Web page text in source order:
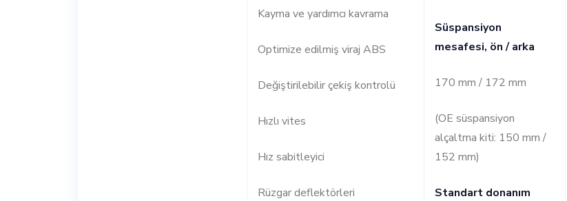
Kayma ve yardımcı kavrama
Optimize edilmiş viraj ABS
Değiştirilebilir çekiş kontrolü
Hızlı vites
Hız sabitleyici
Rüzgar deflektörleri
Süspansiyon
mesafesi, ön / arka
170 mm / 172 mm
(OE süspansiyon
alçaltma kiti: 150 mm /
152 mm)
Standart donanım